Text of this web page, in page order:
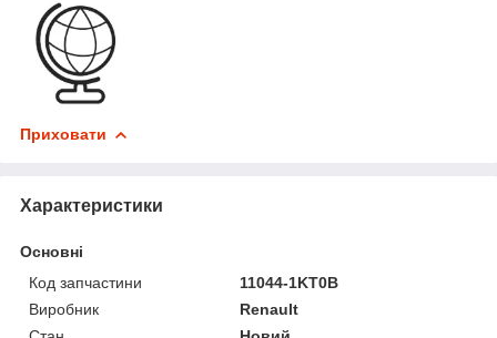
Приховати
Характеристики
Основні
Код запчастини
11044-1KT0B
Виробник
Renault